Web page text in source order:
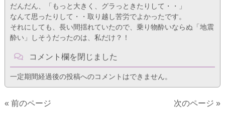
だんだん、「もっと大きく、グラっときたりして・・」
なんて思ったりして・・取り越し苦労でよかったです。
それにしても、長い間揺れていたので、乗り物酔いならぬ「地震
酔い」しそうだったのは、私だけ？！
コメント欄を閉じました
一定期間経過後の投稿へのコメントはできません。
« 前のページ 次のページ »